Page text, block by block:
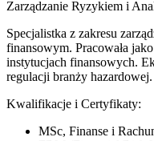
Zarządzanie Ryzykiem i
Specjalistka z zakresu
finansowym. Pracowała
instytucjach finansowych.
regulacji branży hazardowej.
Kwalifikacje i Certyfikaty:
MSc, Finanse i